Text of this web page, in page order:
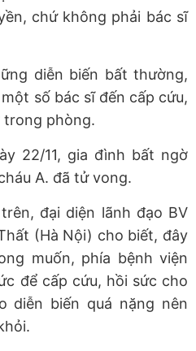
chứ không phải bác sĩ
diễn biến bất thường,
số bác sĩ đến cấp cứu,
trong phòng.
22/11, gia đình bất ngờ
A. đã tử vong.
đại diện lãnh đạo BV
(Hà Nội) cho biết, đây
muốn, phía bệnh viện
để cấp cứu, hồi sức cho
diễn biến quá nặng nên